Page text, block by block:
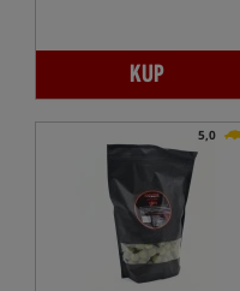
KUP
5,0